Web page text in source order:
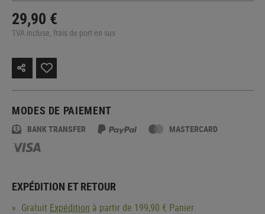
29,90 €
TVA incluse, frais de port en sus
MODES DE PAIEMENT
BANK TRANSFER MASTERCARD
EXPÉDITION ET RETOUR
Gratuit Expédition à partir de 199,90 € Panier